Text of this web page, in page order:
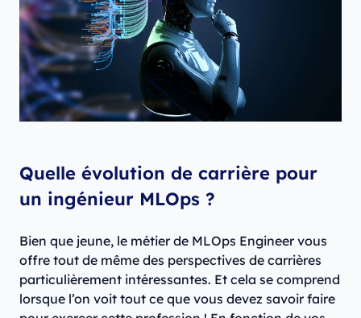
Quelle évolution de carrière pour
un ingénieur MLOps ?
Bien que jeune, le métier de MLOps Engineer vous
offre tout de même des perspectives de carrières
particulièrement intéressantes. Et cela se comprend
lorsque l’on voit tout ce que vous devez savoir faire